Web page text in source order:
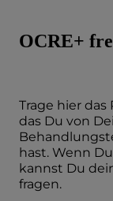
OCRE+
Trage hier das
das Du von
hast. Wenn
kannst Du
fragen.